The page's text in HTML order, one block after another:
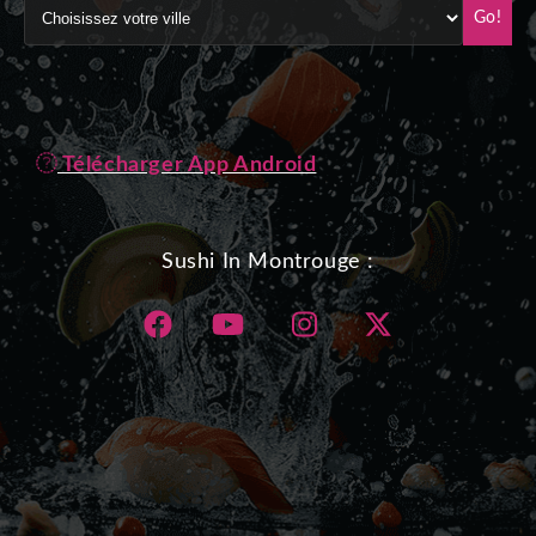
Go!
Télécharger App Android
Sushi In Montrouge :